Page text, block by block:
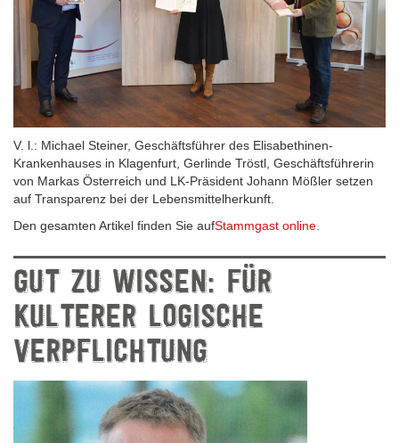
V. l.: Michael Steiner, Geschäftsführer des Elisabethinen-
Krankenhauses in Klagenfurt, Gerlinde Tröstl, Geschäftsführerin
von Markas Österreich und LK-Präsident Johann Mößler setzen
auf Transparenz bei der Lebensmittelherkunft.
Den gesamten Artikel finden Sie aufStammgast online.
GUT ZU WISSEN: FÜR
KULTERER LOGISCHE
VERPFLICHTUNG